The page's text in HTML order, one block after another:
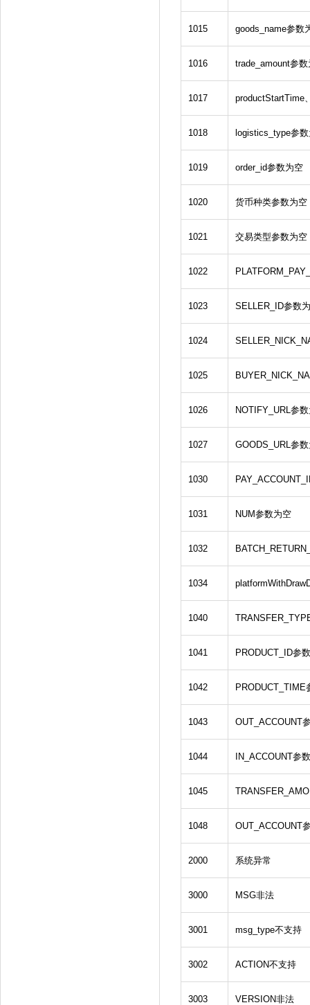
1015 goods_name参数
1016 trade_amount参数
1017 productStartTime
1018 logistics_type参
1019 order_id参数为空
1020 货币种类参数为空
1021 交易类型参数为空
1022
1023 SELLER_ID参数
1024
1025
1026 NOTIFY_URL参
1027 GOODS_URL参
1030
1031 NUM参数为空
1032
1034
1040
1041 PRODUCT_ID参
1042 PRODUCT_TIME
1043 OUT_ACCOUNT
1044 IN_ACCOUNT参
1045
1048 OUT_ACCOUNT
2000 系统异常
3000 MSG非法
3001 msg_type不支持
3002 ACTION不支持
3003 VERSION非法